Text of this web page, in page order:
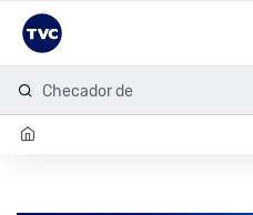
Checador de h